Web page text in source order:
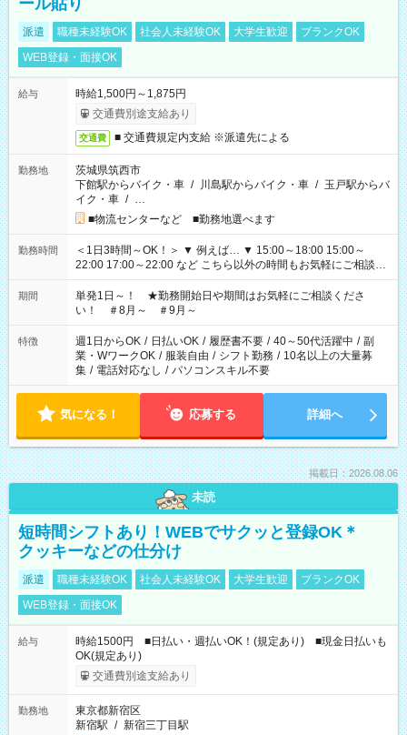
ール貼り
派遣 職種未経験OK 社会人未経験OK 大学生歓迎
ブランクOK
WEB登録・面接OK
給与
時給1,500円～1,875円
交通費別途支給あり
交通費 ■ 交通費規定内支給 ※派遣先による
勤務地
茨城県筑西市
下館駅からバイク・車 / 川島駅からバイク・車 / 玉戸駅からバ
イク・車 / …
■物流センターなど ■勤務地選べます
勤務時間
＜1日3時間～OK！＞ ▼ 例えば… ▼ 15:00～18:00 15:00～
22:00 17:00～22:00 など こちら以外の時間もお気軽にご相談く
ださい！
期間
単発1日～！ ★勤務開始日や期間はお気軽にご相談くださ
い！ ＃8月～ ＃9月～
特徴 週1日からOK / 日払いOK / 履歴書不要 / 40～50代活躍中 / 副
業・WワークOK / 服装自由 / シフト勤務 / 10名以上の大量募
集 / 電話対応なし / パソコンスキル不要
気になる！ 応募する 詳細へ
掲載日：2026.08.06
未読
短時間シフトあり！WEBでサクッと登録OK＊
クッキーなどの仕分け
派遣 職種未経験OK 社会人未経験OK 大学生歓迎
ブランクOK
WEB登録・面接OK
給与
時給1500円 ■日払い・週払いOK！(規定あり) ■現金日払いも
OK(規定あり)
交通費別途支給あり
勤務地
東京都新宿区
新宿駅 / 新宿三丁目駅